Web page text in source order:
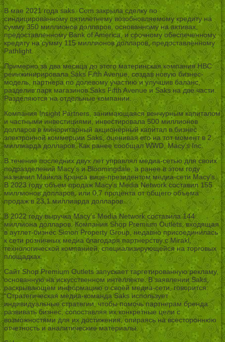
В мае 2021 года saks. Com закрыла сделку по
синдицированному пятилетнему возобновляемому кредиту на
сумму 350 миллионов долларов, основанному на активах,
предоставленному Bank of America, и срочному обеспеченному
кредиту на сумму 115 миллионов долларов, предоставленному
Pathlight.
Примерно за два месяца до этого материнская компания HBC
реинжинирировала Saks Fifth Avenue, создав новую бизнес-
модель, партнера по долевому участию и улучшив баланс,
разделив парк магазинов Saks Fifth Avenue и Saks на две части.
Разделяются на отдельные компании.
Компания Insight Partners, занимающаяся венчурным капиталом
и частными инвестициями, инвестировала 500 миллионов
долларов в миноритарный акционерный капитал в бизнес
электронной коммерции Saks, оценивая его на тот момент в 2
миллиарда долларов. Как ранее сообщал WWD, Macy’s Inc.
В течение последних двух лет управлял медиа-сетью для своих
подразделений Macy’s и Bloomingdale, а ранее в этом году
назначил Майкла Кранса вице-президентом медиа-сети Macy’s.
В 2023 году объем продаж Macy’s Media Network составил 155
миллионов долларов, или 0,7 процента от общего объема
продаж в 23,1 миллиарда долларов.
В 2022 году выручка Macy’s Media Network составила 144
миллиона долларов. Компания Shop Premium Outlets, входящая
в аутлет-бизнес Simon Property Group, недавно присоединилась
к сети розничных медиа благодаря партнерству с Mirakl,
технологической компанией, специализирующейся на торговых
площадках.
Сайт Shop Premium Outlets запускает таргетированную рекламу,
основанную на искусственном интеллекте. В заявлении Saks,
раскрывающем информацию о своей медиа-сети, говорится:
“Стратегическая медиа-команда Saks использует
индивидуальные стратегии, чтобы помочь партнерам бренда
развивать бизнес, сопоставляя их конкретные цели с
возможностями для их достижения, опираясь на всестороннюю
отчетность и аналитические материалы.